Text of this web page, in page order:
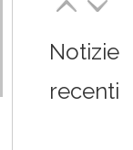
Notizie
recenti